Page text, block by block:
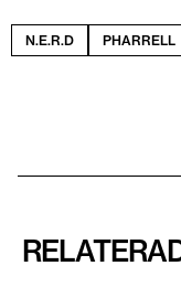
N.E.R.D PHARRELL